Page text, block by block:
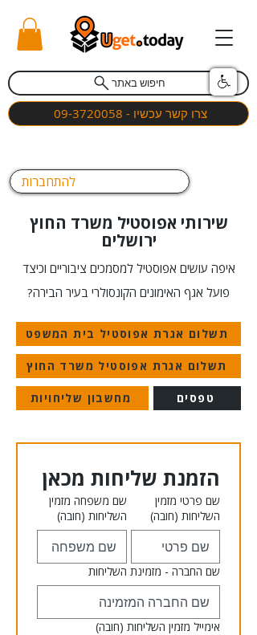
חיפוש באתר
צרו קשר עכשיו - 09-3720058
להתחברות
שירותי אפוסטיל משרד החוץ
ירושלים
איפה עושים אפוסטיל למסמכים ציבוריים וכיצד
פועל אגף האימונים הקונסולרי בעיר הבירה?
תשלום אגרת אפוסטיל בית המשפט
תשלום אגרת אפוסטיל משרד החוץ
טפסים מחשבון שליחויות
הזמנת שליחות מכאן
שם פרטי מזמין
השליחות (חובה)
שם משפחה מזמין
השליחות (חובה)
שם החברה - מזמינת השליחות
אימייל מזמין השליחות (חובה)